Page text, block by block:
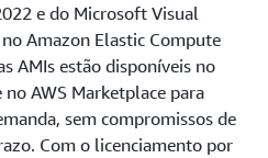
e do Microsoft Visual
Amazon Elastic Compute
AMIs estão disponíveis no
AWS Marketplace para
sem compromissos de
Com o licenciamento por